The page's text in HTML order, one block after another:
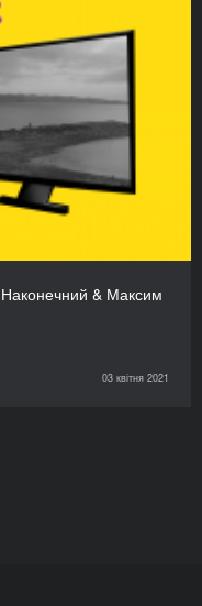
& Максим
03 квітня 2021